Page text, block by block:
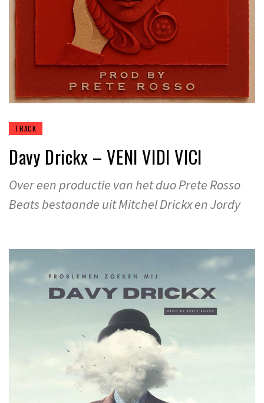
TRACK
Davy Drickx – VENI VIDI VICI
Over een productie van het duo Prete Rosso
Beats bestaande uit Mitchel Drickx en Jordy